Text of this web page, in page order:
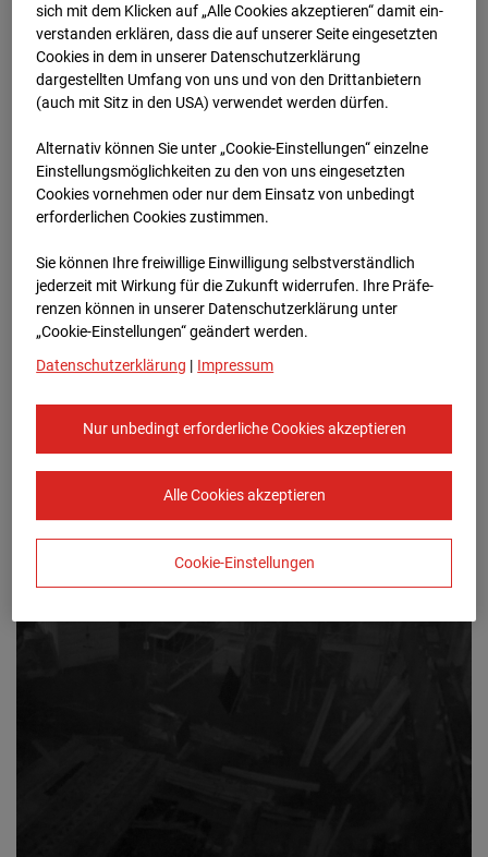
Archivdatum:01.12.2025 18:02,
Europe/Berlin
sich mit dem Klicken auf „Alle Cookies akzeptieren“ damit ein­
ver­standen erklären, dass die auf unserer Seite eingesetzten
Cookies in dem in unserer Datenschutzerklärung
dargestellten Umfang von uns und von den Drittanbietern
(auch mit Sitz in den USA) verwendet werden dürfen.
Alternativ können Sie unter „Cookie-Einstellungen“ einzelne
Einstellungsmöglichkeiten zu den von uns eingesetzten
Cookies vornehmen oder nur dem Einsatz von unbedingt
erforderlichen Cookies zustimmen.
Sie können Ihre freiwillige Einwilligung selbstverständlich
jederzeit mit Wirkung für die Zukunft widerrufen. Ihre Prä­fe­
renzen können in unserer Datenschutzerklärung unter
„Cookie-Einstellungen“ geändert werden.
Datenschutzerklärung | Impressum
Nur unbedingt erforderliche Cookies akzeptieren
Alle Cookies akzeptieren
Cookie-Einstellungen